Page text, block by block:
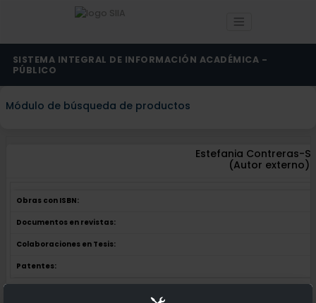
SISTEMA INTEGRAL DE INFORMACIÓN ACADÉMICA -
PÚBLICO
Módulo de búsqueda de productos
Estefania Contreras-
(Autor externo)
Obras con ISBN:
Documentos en revistas:
Colaboraciones en Tesis:
Patentes: